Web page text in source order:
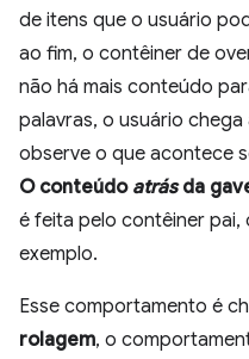
de itens que o usuário
ao fim, o contêiner de
não há mais conteúdo
palavras, o usuário chega
observe o que acontece
O conteúdo atrásda
é feita pelo contêiner pai,
exemplo.
Esse comportamento é
rolagem, o